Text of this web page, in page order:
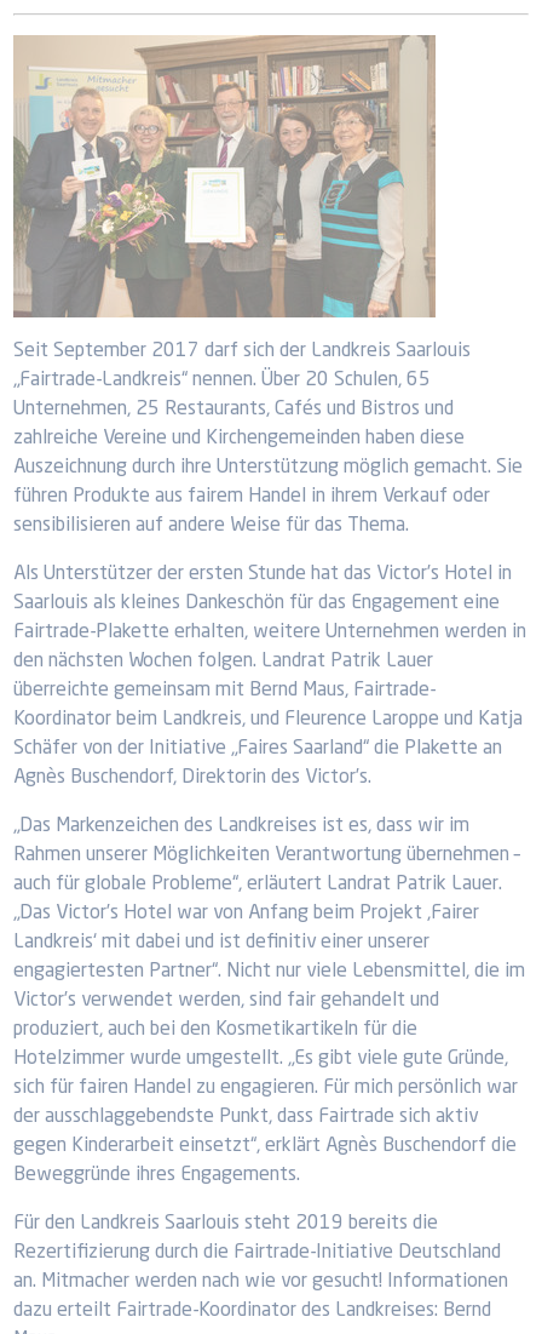
Seit September 2017 darf sich der Landkreis Saarlouis
„Fairtrade-Landkreis“ nennen. Über 20 Schulen, 65
Unternehmen, 25 Restaurants, Cafés und Bistros und
zahlreiche Vereine und Kirchengemeinden haben diese
Auszeichnung durch ihre Unterstützung möglich gemacht. Sie
führen Produkte aus fairem Handel in ihrem Verkauf oder
sensibilisieren auf andere Weise für das Thema.
Als Unterstützer der ersten Stunde hat das Victor’s Hotel in
Saarlouis als kleines Dankeschön für das Engagement eine
Fairtrade-Plakette erhalten, weitere Unternehmen werden in
den nächsten Wochen folgen. Landrat Patrik Lauer
überreichte gemeinsam mit Bernd Maus, Fairtrade-
Koordinator beim Landkreis, und Fleurence Laroppe und Katja
Schäfer von der Initiative „Faires Saarland“ die Plakette an
Agnès Buschendorf, Direktorin des Victor’s.
„Das Markenzeichen des Landkreises ist es, dass wir im
Rahmen unserer Möglichkeiten Verantwortung übernehmen –
auch für globale Probleme“, erläutert Landrat Patrik Lauer.
„Das Victor’s Hotel war von Anfang beim Projekt ‚Fairer
Landkreis‘ mit dabei und ist definitiv einer unserer
engagiertesten Partner“. Nicht nur viele Lebensmittel, die im
Victor’s verwendet werden, sind fair gehandelt und
produziert, auch bei den Kosmetikartikeln für die
Hotelzimmer wurde umgestellt. „Es gibt viele gute Gründe,
sich für fairen Handel zu engagieren. Für mich persönlich war
der ausschlaggebendste Punkt, dass Fairtrade sich aktiv
gegen Kinderarbeit einsetzt“, erklärt Agnès Buschendorf die
Beweggründe ihres Engagements.
Für den Landkreis Saarlouis steht 2019 bereits die
Rezertifizierung durch die Fairtrade-Initiative Deutschland
an. Mitmacher werden nach wie vor gesucht! Informationen
dazu erteilt Fairtrade-Koordinator des Landkreises: Bernd